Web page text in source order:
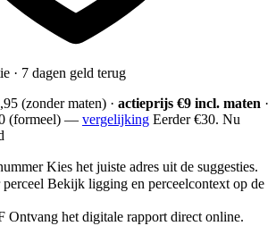
· 7 dagen geld terug
(zonder maten) · actieprijs €9 incl. maten ·
(formeel) — vergelijking Eerder €30. Nu
Kies het juiste adres uit de suggesties.
Bekijk ligging en perceelcontext op de
Ontvang het digitale rapport direct online.